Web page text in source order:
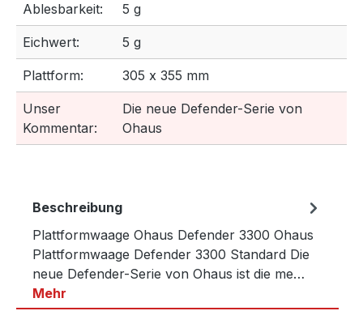
Ablesbarkeit: 5 g
Eichwert: 5 g
Plattform: 305 x 355 mm
Unser
Kommentar:
Die neue Defender-Serie von
Ohaus
Beschreibung
Plattformwaage Ohaus Defender 3300 Ohaus
Plattformwaage Defender 3300 Standard Die
neue Defender-Serie von Ohaus ist die me…
Mehr